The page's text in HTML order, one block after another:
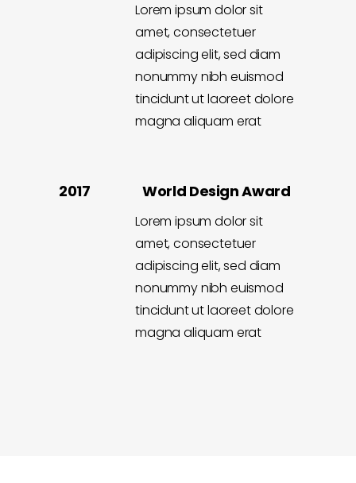
Lorem ipsum dolor sit
amet, consectetuer
adipiscing elit, sed diam
nonummy nibh euismod
tincidunt ut laoreet dolore
magna aliquam erat
2017 World Design Award
Lorem ipsum dolor sit
amet, consectetuer
adipiscing elit, sed diam
nonummy nibh euismod
tincidunt ut laoreet dolore
magna aliquam erat